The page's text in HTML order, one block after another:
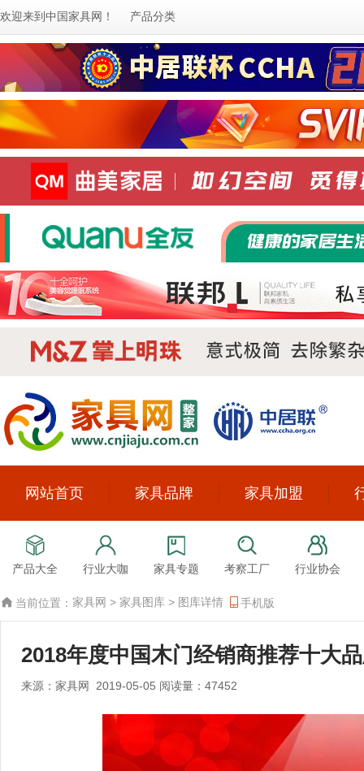
欢迎来到 中国家具网 ！ 产品分类
网站首页 家具品牌 家具加盟
产品大全 行业大咖 家具专题 考察工厂 行业协会
当前位置： 家具网 > 家具图库 > 图库详情 手机版
2018年度中国木门经销商推荐十大
来源：家具网 2019-05-05 阅读量：47452